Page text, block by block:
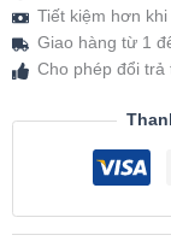
Tiết kiệm hơn
Giao hàng từ 1
Cho phép đổi trả